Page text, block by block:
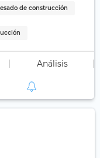
de construcción
Análisis